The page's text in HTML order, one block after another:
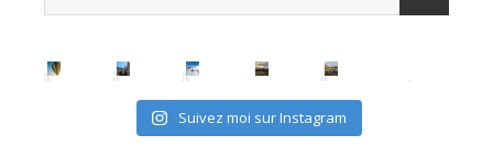
Suivez moi sur Instagram